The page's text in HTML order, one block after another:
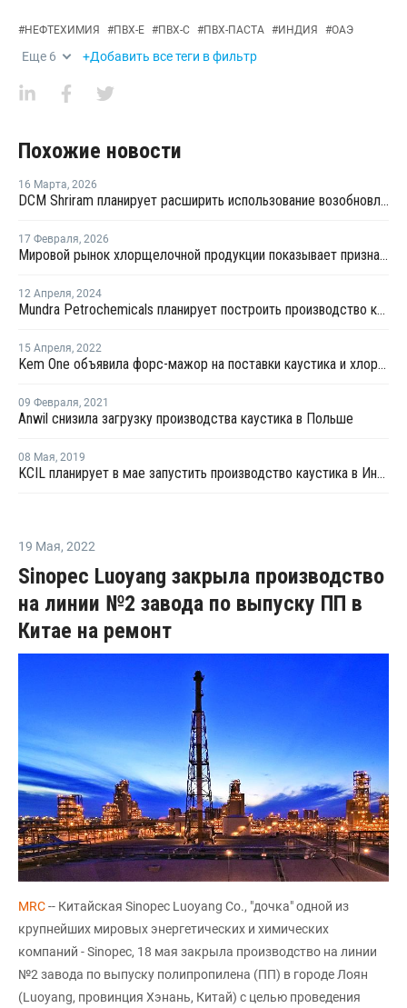
#НЕФТЕХИМИЯ #ПВХ-Е #ПВХ-С #ПВХ-ПАСТА #ИНДИЯ #ОАЭ
Еще 6 +Добавить все теги в фильтр
Похожие новости
16 Марта, 2026
DCM Shriram планирует расширить использование возобновляемых источников энергии на хлорщелочном заводе
17 Февраля, 2026
Мировой рынок хлорщелочной продукции показывает признаки восстановления
12 Апреля, 2024
Mundra Petrochemicals планирует построить производство каустика в Индии
15 Апреля, 2022
Kem One объявила форс-мажор на поставки каустика и хлора во Франции
09 Февраля, 2021
Anwil снизила загрузку производства каустика в Польше
08 Мая, 2019
KCIL планирует в мае запустить производство каустика в Индии
19 Мая, 2022
Sinopec Luoyang закрыла производство
на линии №2 завода по выпуску ПП в
Китае на ремонт
MRC-- Китайская Sinopec Luoyang Co., "дочка" одной из
крупнейших мировых энергетических и химических
компаний - Sinopec, 18 мая закрыла производство на линии
№2 завода по выпуску полипропилена (ПП) в городе Лоян
(Luoyang, провинция Хэнань, Китай) с целью проведения